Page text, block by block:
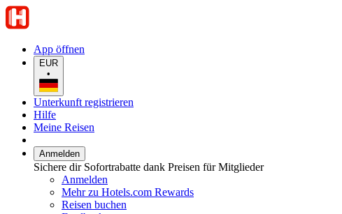
App öffnen
EUR
•
Unterkunft registrieren
Hilfe
Meine Reisen
Anmelden
Sichere dir Sofortrabatte dank Preisen für Mitglieder
Anmelden
Mehr zu Hotels.com Rewards
Reisen buchen